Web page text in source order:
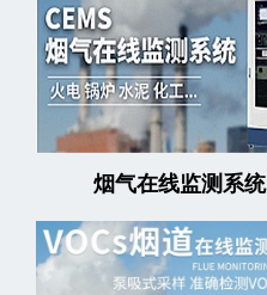
烟气在线监测系统